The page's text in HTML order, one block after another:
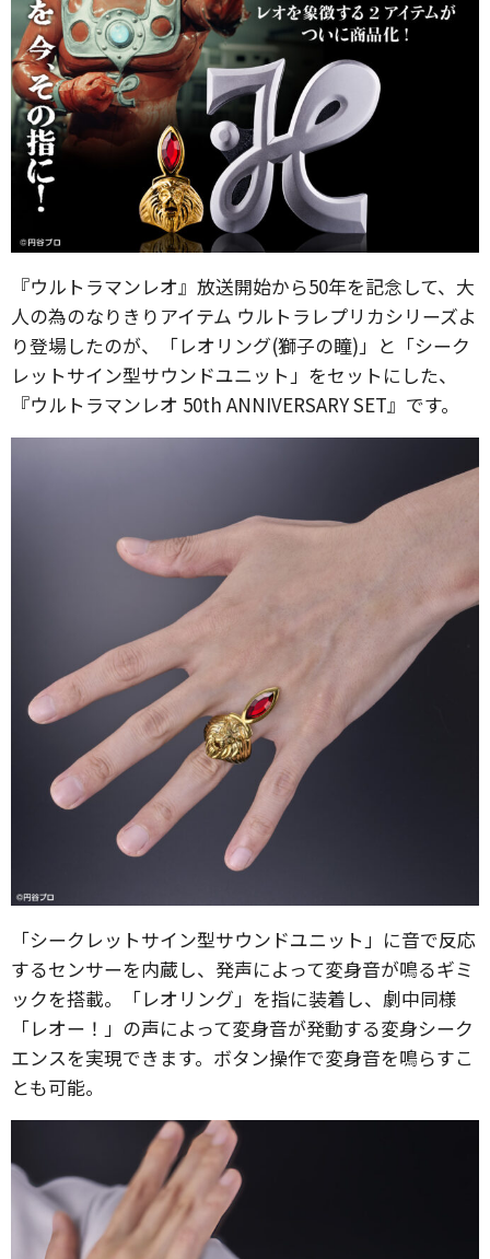
『ウルトラマンレオ』放送開始から50年を記念して、大
人の為のなりきりアイテム ウルトラレプリカシリーズよ
り登場したのが、「レオリング(獅子の瞳)」と「シーク
レットサイン型サウンドユニット」をセットにした、
『ウルトラマンレオ 50th ANNIVERSARY SET』です。
「シークレットサイン型サウンドユニット」に音で反応
するセンサーを内蔵し、発声によって変身音が鳴るギミ
ックを搭載。「レオリング」を指に装着し、劇中同様
「レオー！」の声によって変身音が発動する変身シーク
エンスを実現できます。ボタン操作で変身音を鳴らすこ
とも可能。